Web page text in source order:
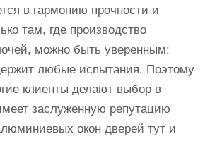
в гармонию прочности и
там, где производство
можно быть уверенным:
любые испытания. Поэтому
клиенты делают выбор в
заслуженную репутацию
окон дверей тут и